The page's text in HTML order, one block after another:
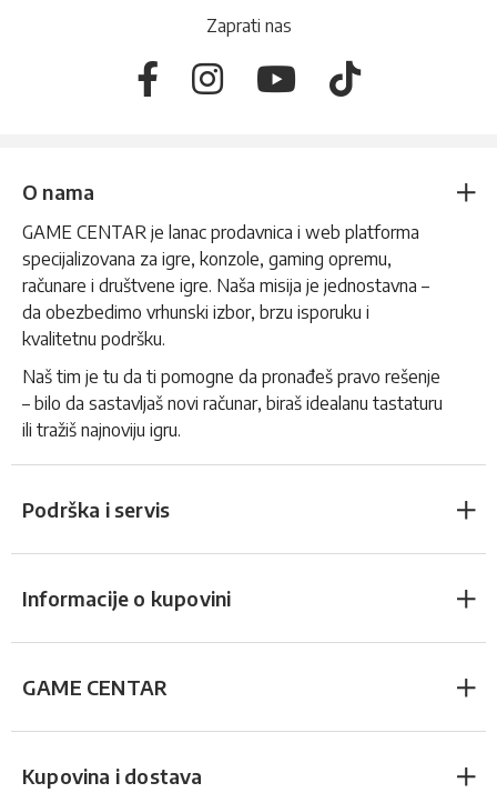
Zaprati nas
O nama
GAME CENTAR je lanac prodavnica i web platforma
specijalizovana za igre, konzole, gaming opremu,
računare i društvene igre. Naša misija je jednostavna –
da obezbedimo vrhunski izbor, brzu isporuku i
kvalitetnu podršku.
Naš tim je tu da ti pomogne da pronađeš pravo rešenje
– bilo da sastavljaš novi računar, biraš idealanu tastaturu
ili tražiš najnoviju igru.
Podrška i servis
Informacije o kupovini
GAME CENTAR
Kupovina i dostava